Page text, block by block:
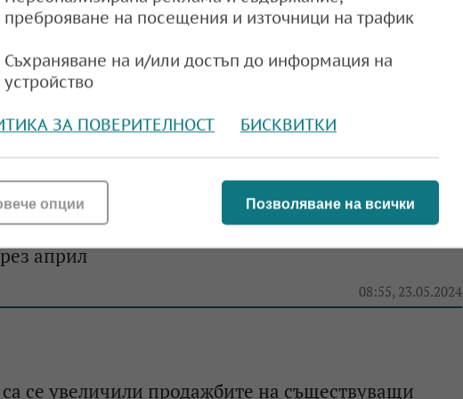
свалиха продажбите на новопостроени
до шестмесечно дъно
Продажбите на обитавани жилища в САЩ са се
април
08:55, 23.05.2024
са се увеличили продажбите на съществуващи
преброяване на посещения и източници на трафик
Съхраняване на и/или достъп до информация на
устройство
ЗА ПОВЕРИТЕЛНОСТ БИСКВИТКИ
Позволяване на всички
опции